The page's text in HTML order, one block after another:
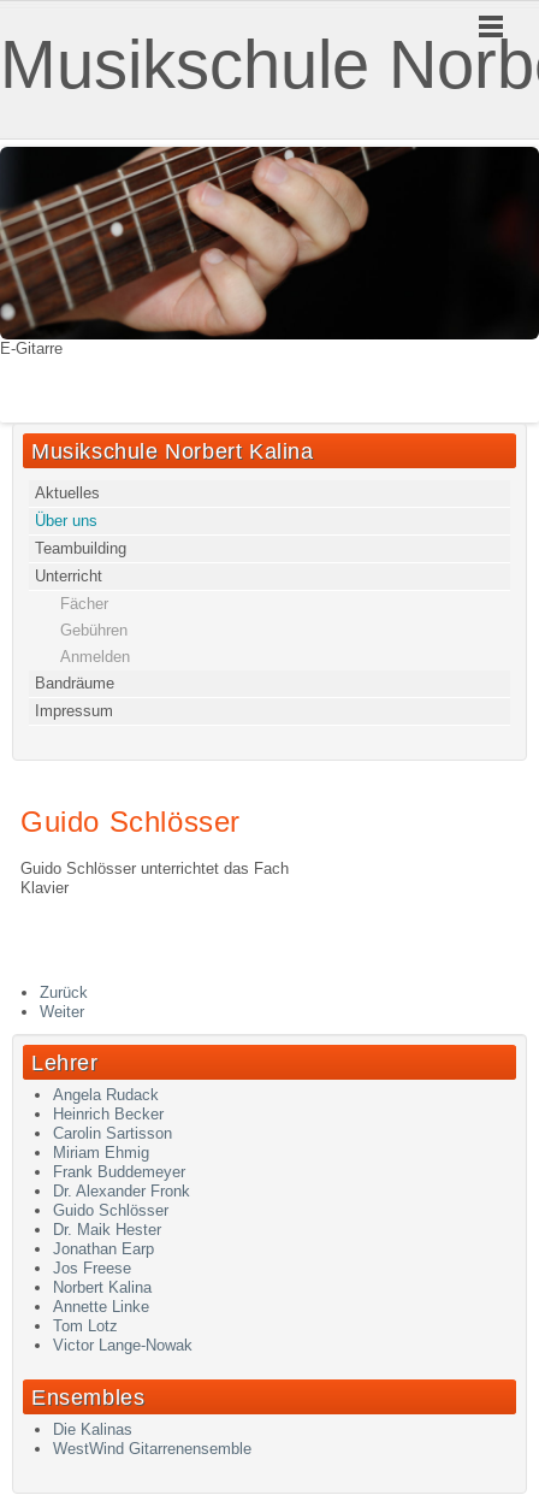
Musikschule
E-Gitarre
Musikschule Norbert Kalina
Aktuelles
Über uns
Teambuilding
Unterricht
Fächer
Gebühren
Anmelden
Bandräume
Impressum
Guido Schlösser
Guido Schlösser unterrichtet das Fach
Klavier
Zurück
Weiter
Lehrer
Angela Rudack
Heinrich Becker
Carolin Sartisson
Miriam Ehmig
Frank Buddemeyer
Dr. Alexander Fronk
Guido Schlösser
Dr. Maik Hester
Jonathan Earp
Jos Freese
Norbert Kalina
Annette Linke
Tom Lotz
Victor Lange-Nowak
Ensembles
Die Kalinas
WestWind Gitarrenensemble